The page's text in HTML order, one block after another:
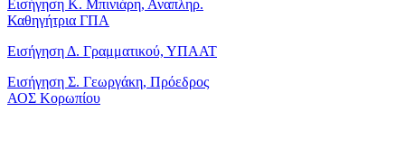
Εισήγηση Κ. Μπινιάρη, Αναπληρ.
Καθηγήτρια ΓΠΑ
Εισήγηση Δ. Γραμματικού, ΥΠΑΑΤ
Εισήγηση Σ. Γεωργάκη, Πρόεδρος
ΑΟΣ Κορωπίου